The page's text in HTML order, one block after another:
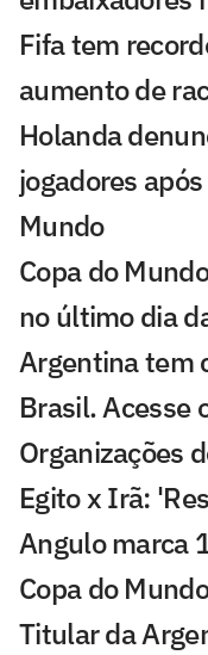
Fifa tem
aumento de
Holanda
jogadores
Mundo
Copa do
no último dia
Argentina tem
Brasil. Acesse
Organizações
Egito x Irã:
Angulo marca
Copa do
Titular da